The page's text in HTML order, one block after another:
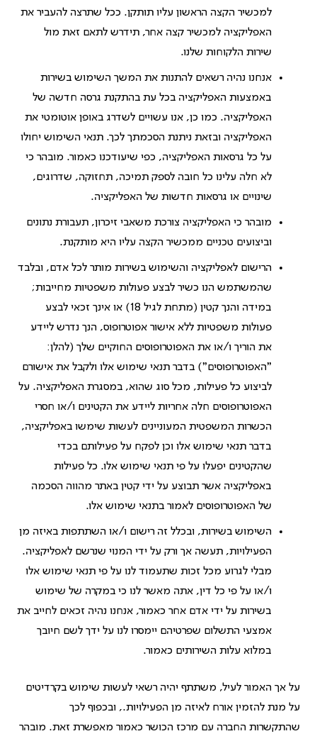
למכשיר הקצה הראשון עליו תותקן. ככל שתרצה להעביר את
האפליקציה למכשיר קצה אחר, תידרש לתאם זאת מול
שירות הלקוחות שלנו.
אנחנו נהיה רשאים להתנות את המשך השימוש בשירות
באמצעות האפליקציה בכל עת בהתקנת גרסה חדשה של
האפליקציה. כמו כן, אנו עשויים לשדרג באופן אוטומטי את
האפליקציה ובזאת ניתנת הסכמתך לכך. תנאי השימוש יחולו
על כל גרסאות האפליקציה, כפי שיעודכנו כאמור. מובהר כי
לא חלה עלינו כל חובה לספק תמיכה, תחזוקה, שדרוגים,
שינויים או גרסאות חדשות של האפליקציה.
מובהר כי האפליקציה צורכת משאבי זיכרון, תעבורת נתונים
וביצועים טכניים ממכשיר הקצה עליו היא מותקנת.
הרישום לאפליקציה והשימוש בשירות מותר לכל אדם, ובלבד
שהמשתמש הנו כשיר לבצע פעולות משפטיות מחייבות;
במידה והנך קטין (מתחת לגיל 18) או אינך זכאי לבצע
פעולות משפטיות ללא אישור אפוטרופוס, הנך נדרש ליידע
את הוריך ו/או את האפוטרופוסים החוקיים שלך (להלן:
"האפוטרופוסים") בדבר תנאי שימוש אלו ולקבל את אישורם
לביצוע כל פעילות, מכל סוג שהוא, במסגרת האפליקציה. על
האפוטרופוסים חלה אחריות ליידע את הקטינים ו/או חסרי
הכשרות המשפטית המעוניינים לעשות שימשו באפליקציה,
בדבר תנאי שימוש אלו וכן לפקח על פעילותם בכדי
שהקטינים יפעלו על פי תנאי שימוש אלו. כל פעילות
באפליקציה אשר תבוצע על ידי קטין באתר מהווה הסכמה
של האפוטרופוסים לאמור בתנאי שימוש אלו.
השימוש בשירות, ובכלל זה רישום ו/או השתתפות באיזה מן
הפעילויות, תעשה אך ורק על ידי המנוי שנרשם לאפליקציה.
מבלי לגרוע מכל זכות שתעמוד לנו על פי תנאי שימוש אלו
ו/או על פי כל דין, אתה מאשר לנו כי במקרה של שימוש
בשירות על ידי אדם אחר כאמור, אנחנו נהיה זכאים לחייב את
אמצעי התשלום שפרטיהם יימסרו לנו על ידך לשם חיובך
במלוא עלות השירותים כאמור.
על אך האמור לעיל, משתתף יהיה רשאי לעשות שימוש בקרדיטים
על מנת להזמין אורח לאיזה מן הפעילויות., ובכפוף לכך
שהתקשרות החברה עם מרכז הכושר כאמור מאפשרת זאת. מובהר